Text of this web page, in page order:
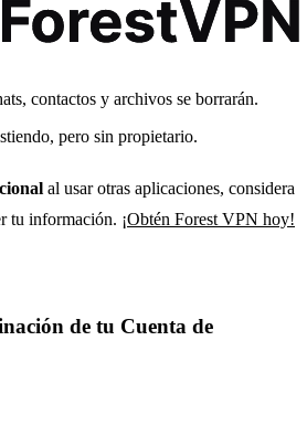
contactos y archivos se borrarán.
pero sin propietario.
al usar otras aplicaciones, considera
tu información. ¡Obtén Forest VPN hoy!
de tu Cuenta de